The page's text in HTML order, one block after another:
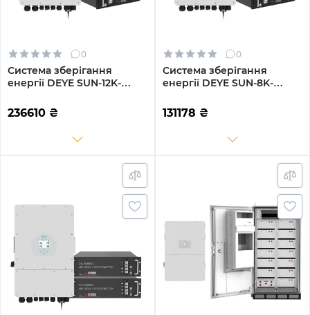
0
Система зберігання
енергії DEYE SUN-12K-
LFP 12kW 20.48kWh 4BAT
LiFePO4 6500 циклів
236610 ₴
0
Система зберігання
енергії DEYE SUN-8K-
8kW 10.24kWh 2BAT
LiFePO4 6500 циклів
131178 ₴